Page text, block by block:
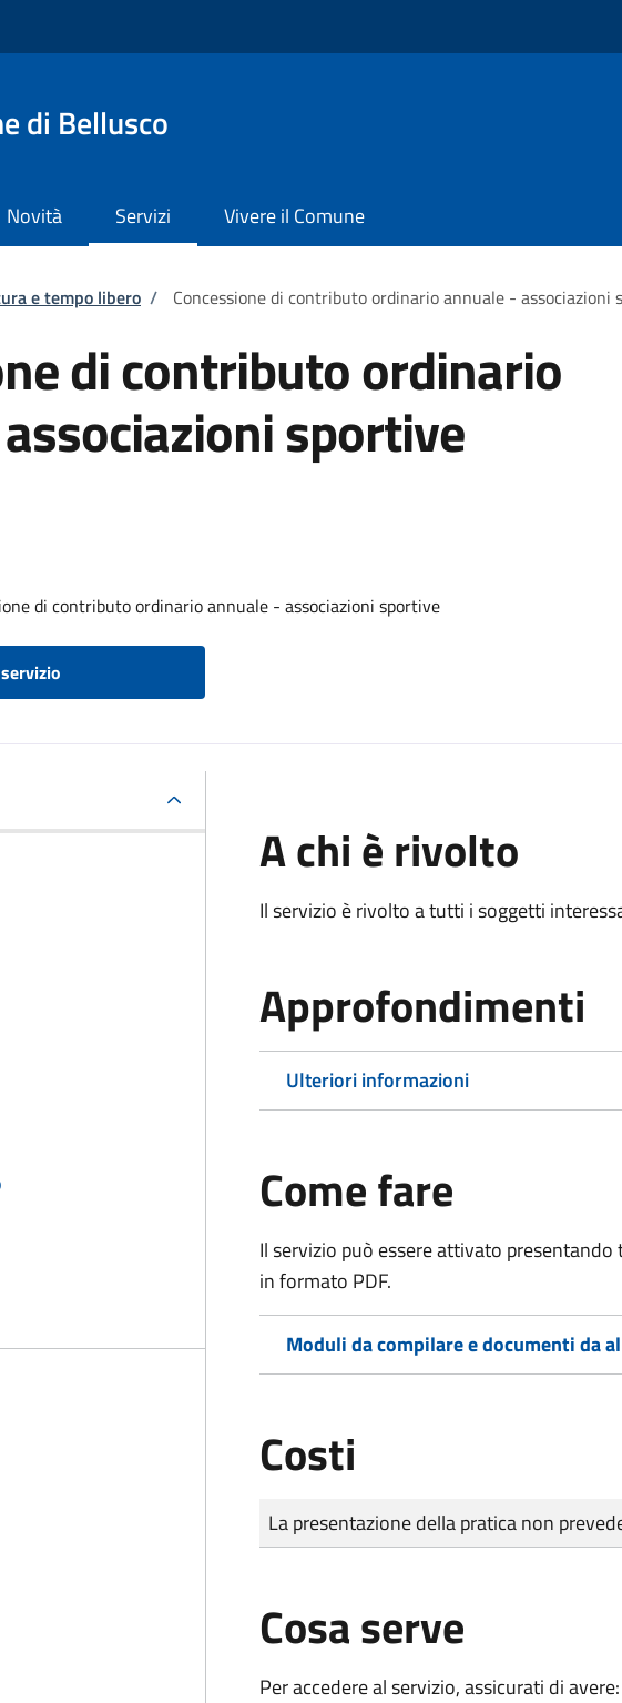
di Bellusco
Novità Servizi Vivere il Comune
e tempo libero / Concessione di contributo ordinario annuale - associazioni
di contributo ordinario
sportive
di contributo ordinario annuale - associazioni sportive
A chi è rivolto
Il servizio è rivolto a tutti i soggetti
Approfondimenti
Ulteriori informazioni
Come fare
Il servizio può essere attivato
in formato PDF.
Moduli da compilare e documenti da
Costi
Tipo di pagamento
Importo
La presentazione della pratica non
Cosa serve
Per accedere al servizio, assicurati di avere: